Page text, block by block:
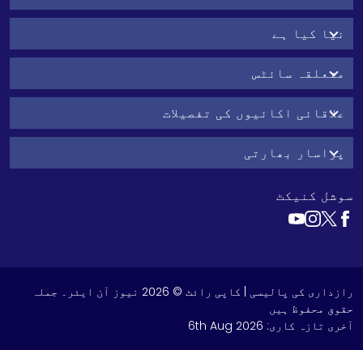
نیا کیا ہے
متعلقہ سائٹس
علاقائی اکائیوں کی تفصیلات
پراسار بھارتی
سوشل کنیکٹ
رازداری کی پالیسی
| کاپی رائٹ © 2026 نیوز آن ایئر۔ جملہ
حقوق محفوظ ہیں
آخری تازہ کاری: 6th Aug 2026